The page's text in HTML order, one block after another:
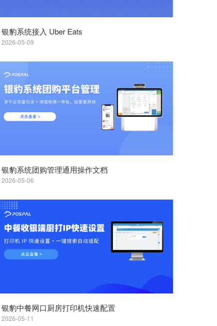
银豹系统接入 Uber Eats
2026-05-09
银豹系统团购管理通用操作文档
2026-05-06
银豹中餐网口厨房打印机快速配置
2026-05-11